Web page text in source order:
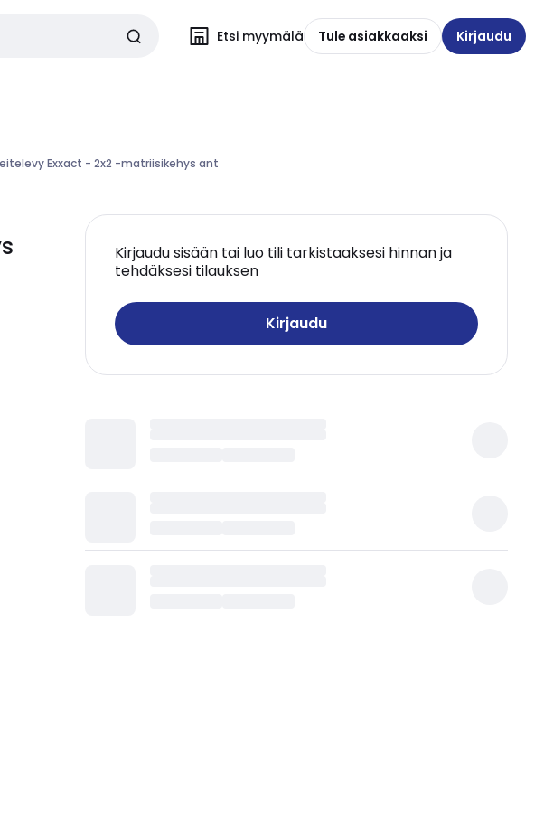
Etsi myymälä Tule asiakkaaksi Kirjaudu
Exxact - 2x2 -matriisikehys ant
Kirjaudu sisään tai luo tili tarkistaaksesi hinnan ja
tehdäksesi tilauksen
Kirjaudu